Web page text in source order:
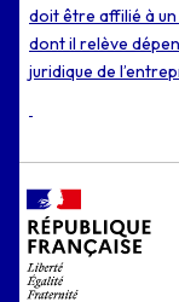
doit être affilié à
dont il relève
juridique de